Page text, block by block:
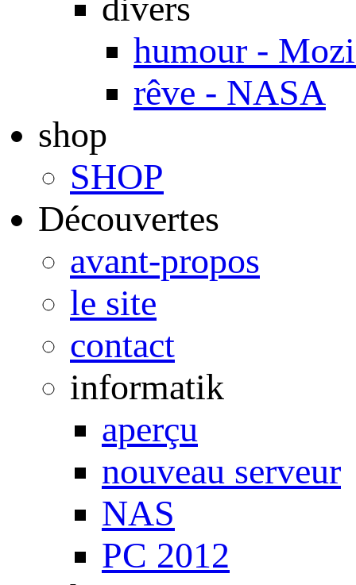
divers
humour -
rêve - NASA
shop
SHOP
Découvertes
avant-propos
le site
contact
informatik
aperçu
nouveau serveur
NAS
PC 2012